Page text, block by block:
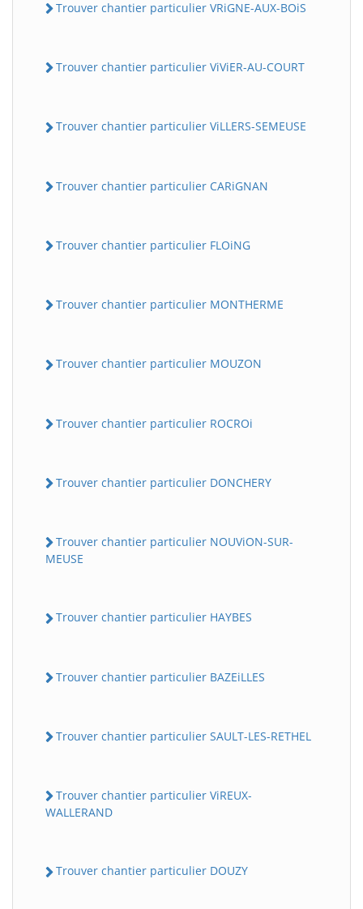
Trouver chantier particulier VRiGNE-AUX-BOiS
Trouver chantier particulier ViViER-AU-COURT
Trouver chantier particulier ViLLERS-SEMEUSE
Trouver chantier particulier CARiGNAN
Trouver chantier particulier FLOiNG
Trouver chantier particulier MONTHERME
Trouver chantier particulier MOUZON
Trouver chantier particulier ROCROi
Trouver chantier particulier DONCHERY
Trouver chantier particulier NOUViON-SUR-
MEUSE
Trouver chantier particulier HAYBES
Trouver chantier particulier BAZEiLLES
Trouver chantier particulier SAULT-LES-RETHEL
Trouver chantier particulier ViREUX-
WALLERAND
Trouver chantier particulier DOUZY